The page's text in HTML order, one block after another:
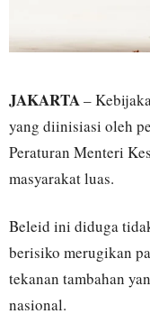
JAKARTA–
yang diinisiasi oleh
Peraturan Menteri
masyarakat luas.
Beleid ini diduga
berisiko merugikan
tekanan tambahan
nasional.